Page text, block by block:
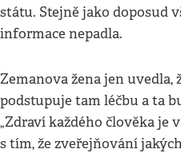
státu. Stejně jako doposud
informace nepadla.
Zemanova žena jen uvedla,
podstupuje tam léčbu a ta
„Zdraví každého člověka je
s tím, že zveřejňování